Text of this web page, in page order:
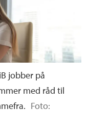
jobber på
med råd til
Foto: